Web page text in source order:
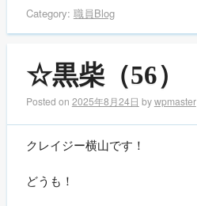
Category: 職員Blog
☆黒柴（56）
Posted on 2025年8月24日 bywpmaster
クレイジー横山です！
どうも！